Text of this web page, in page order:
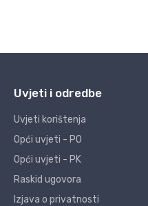
Uvjeti i odredbe
Uvjeti korištenja
Opći uvjeti - PO
Opći uvjeti - PK
Raskid ugovora
Izjava o privatnosti